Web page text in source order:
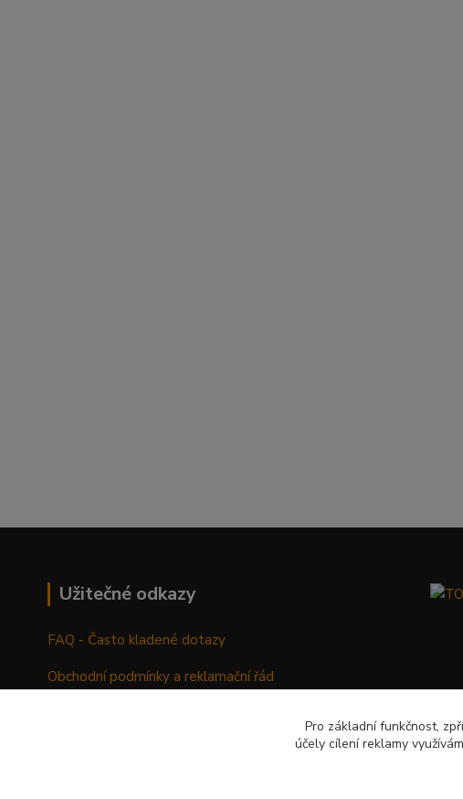
Užitečné odkazy
FAQ - Často kladené dotazy
Obchodní podmínky a reklamační řád
Pro základní funkčnost,
účely cílení reklamy